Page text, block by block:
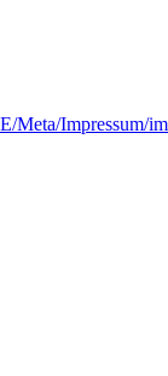
Meta/Impressum/